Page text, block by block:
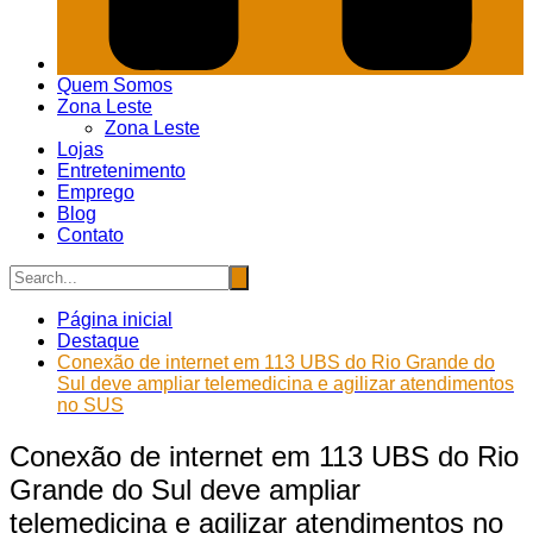
Quem Somos
Zona Leste
Zona Leste
Lojas
Entretenimento
Emprego
Blog
Contato
Página inicial
Destaque
Conexão de internet em 113 UBS do Rio Grande do
Sul deve ampliar telemedicina e agilizar atendimentos
no SUS
Conexão de internet em 113 UBS do Rio
Grande do Sul deve ampliar
telemedicina e agilizar atendimentos no